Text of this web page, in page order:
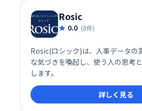
Rosic
0.0 (0件)
Rosic(ロシック)は、人事データの
な気づきを喚起し、使う人の思考
します。
詳しく見る